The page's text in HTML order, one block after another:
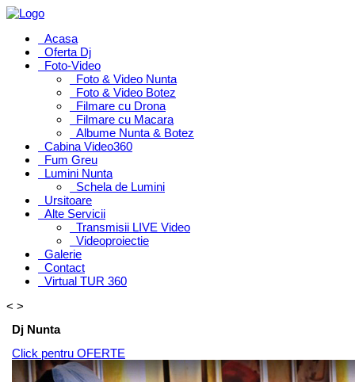
Acasa
Oferta Dj
Foto-Video
Foto & Video Nunta
Foto & Video Botez
Filmare cu Drona
Filmare cu Macara
Albume Nunta & Botez
Cabina Video360
Fum Greu
Lumini Nunta
Schela de Lumini
Ursitoare
Alte Servicii
Transmisii LIVE Video
Videoproiectie
Galerie
Contact
Virtual TUR 360
< >
Dj Nunta
Click pentru OFERTE